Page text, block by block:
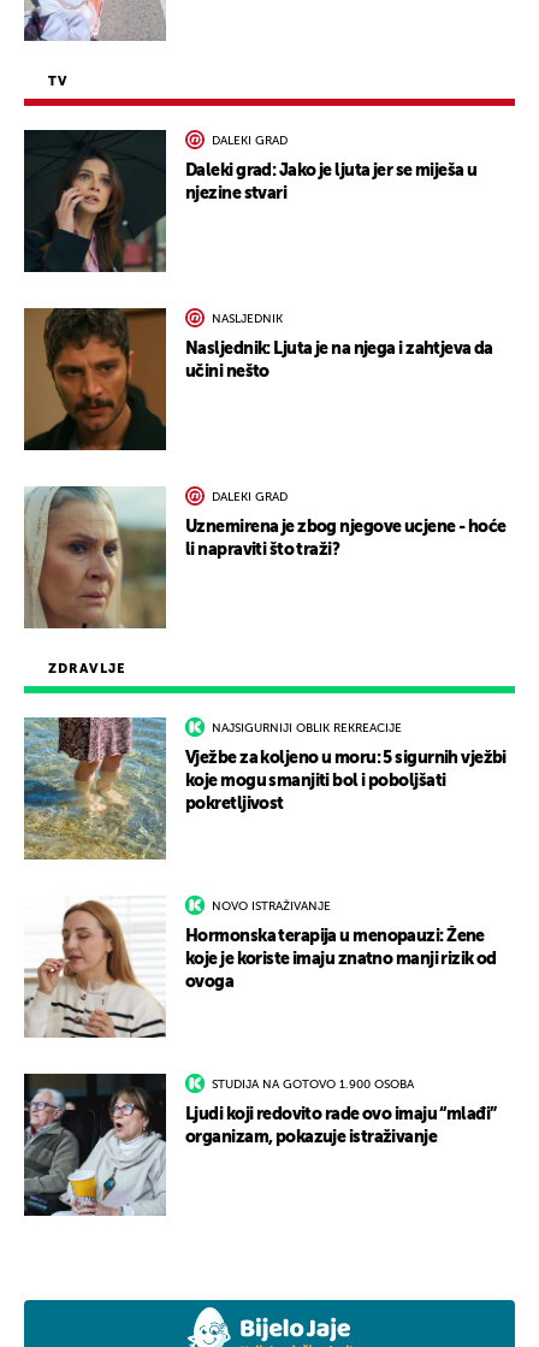
ZDRAVLJE
NAJSIGURNIJI OBLIK REKREACIJE
Vježbe za koljeno u moru: 5 sigurnih vježbi
koje mogu smanjiti bol i poboljšati
pokretljivost
NOVO ISTRAŽIVANJE
Hormonska terapija u menopauzi: Žene
koje je koriste imaju znatno manji rizik od
ovoga
STUDIJA NA GOTOVO 1.900 OSOBA
Ljudi koji redovito rade ovo imaju “mlađi”
organizam, pokazuje istraživanje
TV
DALEKI GRAD
Daleki grad: Jako je ljuta jer se miješa u
njezine stvari
NASLJEDNIK
Nasljednik: Ljuta je na njega i zahtjeva da
učini nešto
DALEKI GRAD
Uznemirena je zbog njegove ucjene - hoće
li napraviti što traži?